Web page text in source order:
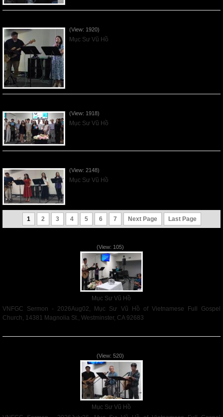
(View: 1920)
Mục Sư Vũ Hồ
(View: 1918)
Mục Sư Vũ Hồ
(View: 2148)
Mục Sư Vũ Hồ
1 2 3 4 5 6 7 Next Page Last Page
(View: 105)
Mục Sư Vũ Hồ
VNFGC Sermon - 2026Aug02, Mục Sư Vũ Hồ of Vietnamese Full Gospel
Church, 14381 Magnolia St., Westminster, CA 92683
(View: 520)
Mục Sư Vũ Hồ